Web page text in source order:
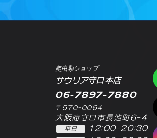
爬虫類ショップ
サウリア守口本店
06-7897-7880
〒570-0064
大阪府守口市長池町6-4
平日 12:00-20:30